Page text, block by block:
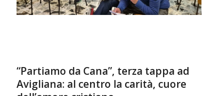
“Partiamo da Cana”, terza tappa ad
Avigliana: al centro la carità, cuore